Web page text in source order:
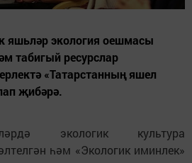
яшьләр экология оешмасы
табигый ресурслар
«Татарстанның яшел
җибәрә.
экологик культура
һәм «Экологик иминлек»